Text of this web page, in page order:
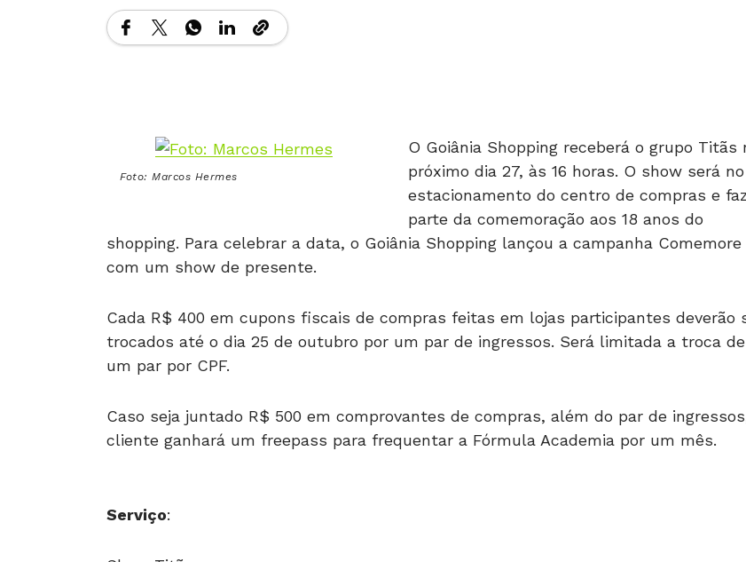
Foto: Marcos Hermes
próximo dia 27, às 16 horas. O show será no
estacionamento do centro de compras e faz
parte da comemoração aos 18 anos do
shopping. Para celebrar a data, o Goiânia Shopping lançou a campanha Comemore
com um show de presente.
trocados até o dia 25 de outubro por um par de ingressos. Será limitada a troca de
um par por CPF.
cliente ganhará um freepass para frequentar a Fórmula Academia por um mês.